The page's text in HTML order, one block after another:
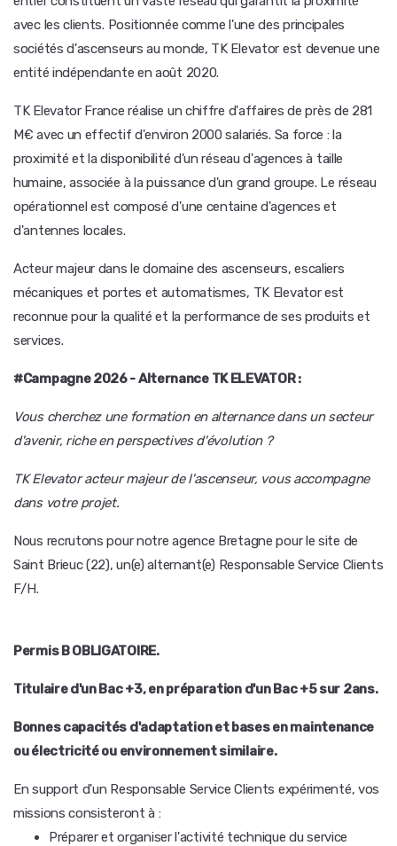
avec les clients. Positionnée comme l'une des principales
sociétés d'ascenseurs au monde, TK Elevator est devenue une
entité indépendante en août 2020.
TK Elevator France réalise un chiffre d'affaires de près de 281
M€ avec un effectif d'environ 2000 salariés. Sa force : la
proximité et la disponibilité d'un réseau d'agences à taille
humaine, associée à la puissance d'un grand groupe. Le réseau
opérationnel est composé d'une centaine d'agences et
d'antennes locales.
Acteur majeur dans le domaine des ascenseurs, escaliers
mécaniques et portes et automatismes, TK Elevator est
reconnue pour la qualité et la performance de ses produits et
services.
#Campagne 2026 - Alternance TK ELEVATOR :
Vous cherchez une formation en alternance dans un secteur
d'avenir, riche en perspectives d'évolution ?
TK Elevator acteur majeur de l'ascenseur, vous accompagne
dans votre projet.
Nous recrutons pour notre agence Bretagne pour le site de
Saint Brieuc (22), un(e) alternant(e) Responsable Service Clients
F/H.
Permis B OBLIGATOIRE.
Titulaire d'un Bac +3, en préparation d'un Bac +5 sur 2ans.
Bonnes capacités d'adaptation et bases en maintenance
ou électricité ou environnement similaire.
En support d'un Responsable Service Clients expérimenté, vos
missions consisteront à :
Préparer et organiser l'activité technique du service